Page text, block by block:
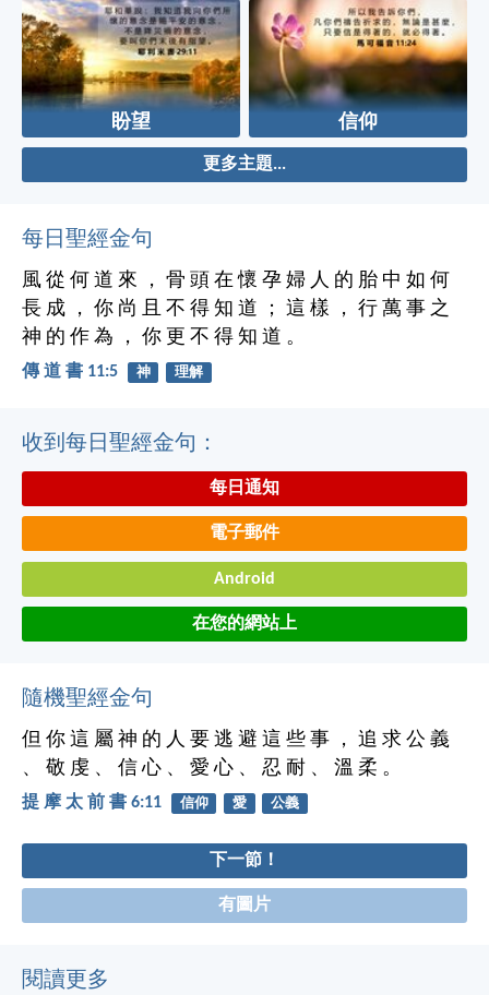
盼望 信仰
更多主題...
每日聖經金句
風 從 何 道 來 ， 骨 頭 在 懷 孕 婦 人 的 胎 中 如 何
長 成 ， 你 尚 且 不 得 知 道 ； 這 樣 ， 行 萬 事 之
神 的 作 為 ， 你 更 不 得 知 道 。
傳 道 書 11:5 神 理解
收到每日聖經金句：
每日通知
電子郵件
Android
在您的網站上
隨機聖經金句
但 你 這 屬 神 的 人 要 逃 避 這 些 事 ， 追 求 公 義
、 敬 虔 、 信 心 、 愛 心 、 忍 耐 、 溫 柔 。
提 摩 太 前 書 6:11 信仰 愛 公義
下一節！
有圖片
閱讀更多